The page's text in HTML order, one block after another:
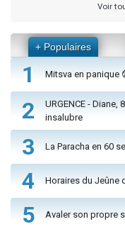
Voir
+ Populaires
1 Mitsva en panique
2
URGENCE -
insalubre
3 La Paracha en 60
4 Horaires du Jeûne
5 Avaler son propre